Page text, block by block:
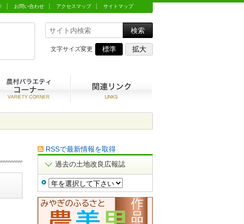
文字サイズ変更 標準 拡大
お問い合わせ アクセスマップ サイトマップ
造運動
RSSで最新情報を取得
過去の土地改良広報誌